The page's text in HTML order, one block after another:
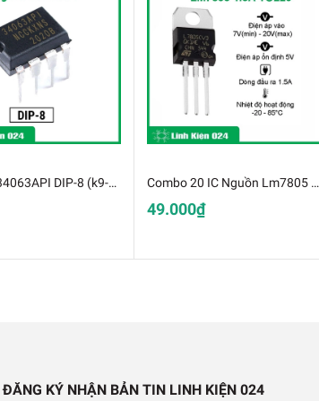
cơ
tốc độ
bằng PWM
L9110 Mạch Cầu H SOP-8
IC nguồn 34063API DIP-8 (k9-G13) Combo 20 IC Nguồn Lm7805 1.5A TO-220(k9b5)
49.000₫
ĐĂNG KÝ NHẬN BẢN TIN LINH KIỆN 024